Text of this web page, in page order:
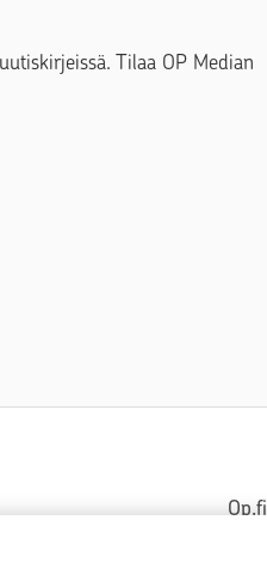
Tilaa OP Median
Op.fi